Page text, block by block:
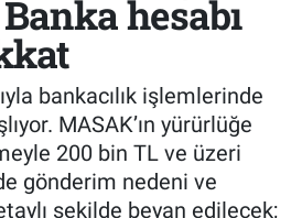
hesabı
bankacılık işlemlerinde
MASAK’ın yürürlüğe
200 bin TL ve üzeri
gönderim nedeni ve
şekilde beyan edilecek;